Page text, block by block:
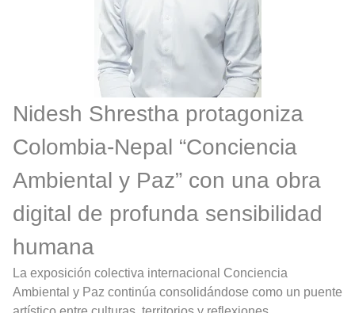
Nidesh Shrestha protagoniza
Colombia-Nepal “Conciencia
Ambiental y Paz” con una obra
digital de profunda sensibilidad
humana
La exposición colectiva internacional Conciencia
Ambiental y Paz continúa consolidándose como un puente